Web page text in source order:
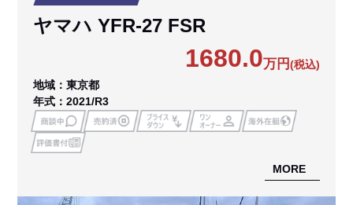
ヤマハ YFR-27 FSR
1680.0万円(税込)
地域：東京都
年式：2021/R3
MORE